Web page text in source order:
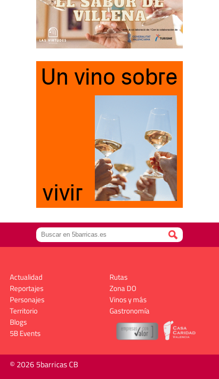
Actualidad
Reportajes
Personajes
Territorio
Rutas
Zona DO
Vinos y más
Gastronomía
Blogs
5B Events
© 2026 5barricas CB